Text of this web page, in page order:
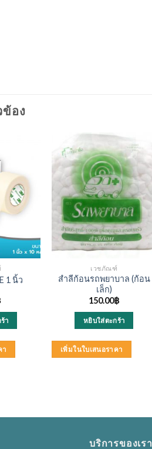
ข้อง
1 นิ้ว
า
า
เวชภัณฑ์
สำลีก้อนรถพยาบาล (ก้อน
เล็ก)
150.00฿
หยิบใส่ตะกร้า
เพิ่มในใบเสนอราคา
บริการของเรา